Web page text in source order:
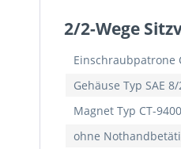
2/2-Wege
Einschraubpatrone
Gehäuse Typ SAE
Magnet Typ CT-
ohne